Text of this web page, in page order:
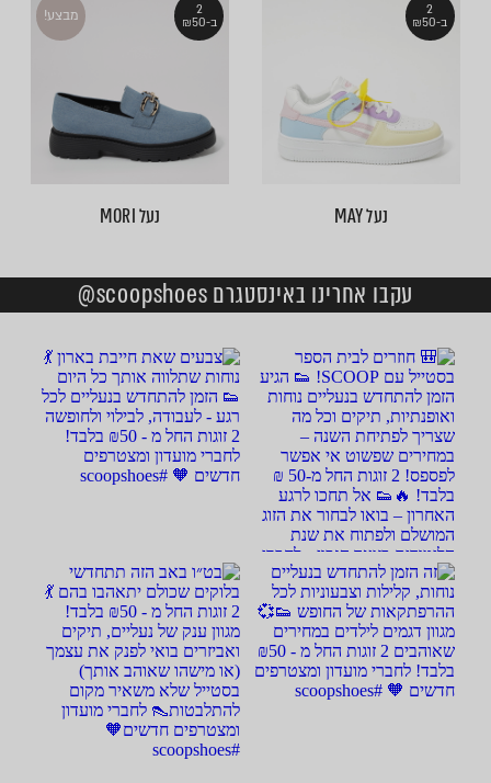
2
ב-₪50
נעל MAY
2
ב-₪50
מבצע!
נעל MORI
עקבו אחרינו באינסטגרם scoopshoes@